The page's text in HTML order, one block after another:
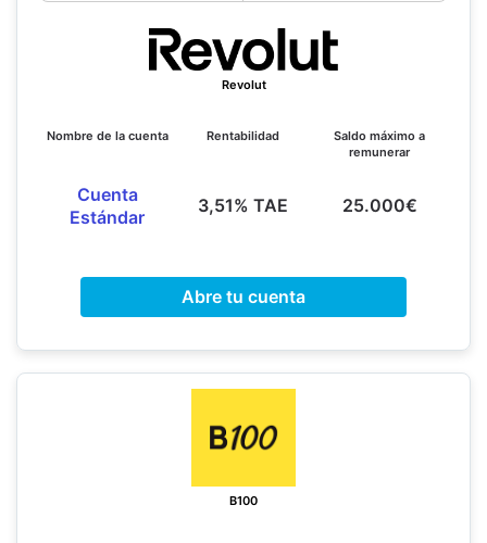
Revolut
Nombre de la cuenta
Cuenta
Estándar
Rentabilidad
3,51% TAE
Saldo máximo a
remunerar
25.000€
Abre tu cuenta
B100